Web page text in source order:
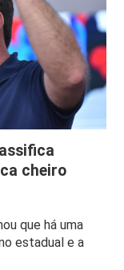
cheiro
que há uma
estadual e a